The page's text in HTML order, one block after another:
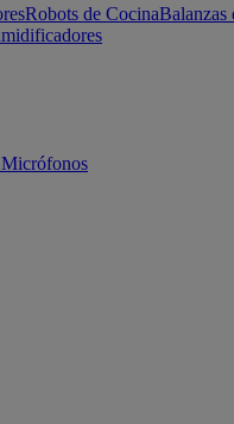
Robots de CocinaBalanzas
Micrófonos